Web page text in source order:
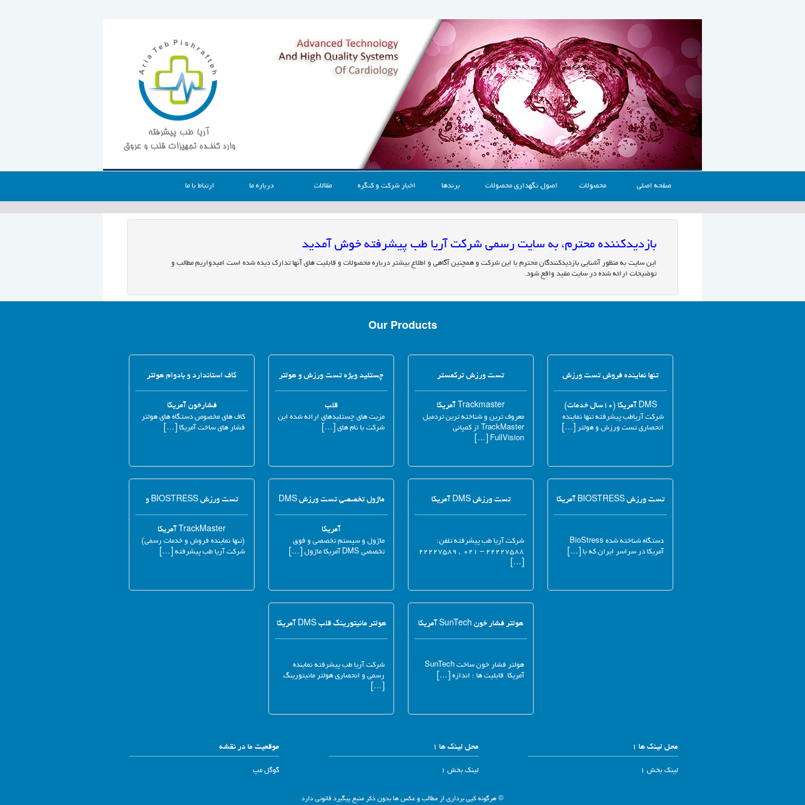
صفحه اصلی محصولات اصول نگهداری محصولات برندها اخبار شرکت و کنگره مقالات درباره ما ارتباط با ما
بازدیدکننده محترم، به سایت رسمی شرکت آریا طب پیشرفته خوش آمدید
این سایت به منظور آشنایی بازدیدکنندگان محترم با این شرکت و همچنین آگاهی و اطلاع بیشتر درباره محصولات و قابلیت های آنها تدارک دیده شده است امیدواریم مطالب و
توضیحات ارائه شده در سایت مفید واقع شود.
Our Products
تنها نماینده فروش تست ورزش
DMS آمریکا (۱۰سال خدمات)
شرکت آریاطب پیشرفته تنها نماینده
انحصاری تست ورزش و هولتر […]
تست ورزش ترکمستر
Trackmaster آمریکا
معروف ترین و شناخته ترین تردمیل
TrackMaster از کمپانی
FullVision […]
چستلید ویژه تست ورزش و هولتر
قلب
مزیت های چستلیدهای ارائه شده این
شرکت با نام های […]
کاف استاندارد و بادوام هولتر
فشارخون آمریکا
کاف های مخصوص دستگاه های هولتر
فشار های ساخت آمریکا […]
تست ورزش BIOSTRESS آمریکا
دستگاه شناخته شده BioStress
آمریکا در سراسر ایران که با […]
تست ورزش DMS آمریکا
شرکت آریا طب پیشرفته تلفن:
۲۲۲۲۷۵۸۸ – ۰۲۱ , ۲۲۲۲۷۵۸۹
[…]
ماژول تخصصی تست ورزش DMS
آمریکا
ماژول و سیستم تخصصی و فوق
تخصصی DMS آمریکا ماژول […]
تست ورزش BIOSTRESS و
TrackMaster آمریکا
(تنها نماینده فروش و خدمات رسمی)
شرکت آریا طب پیشرفته […]
هولتر فشار خون SunTech آمریکا
هولتر فشار خون ساخت SunTech
آمریکا قابلیت ها : اندازه […]
هولتر مانیتورینگ قلب DMS آمریکا
شرکت آریا طب پیشرفته نماینده
رسمی و انحصاری هولتر مانیتورینگ
[…]
محل لینک ها 1
لینک بخش 1
محل لینک ها 1
لینک بخش 1
موقعیت ما در نقشه
گوگل مپ
© هرگونه کپی برداری از مطالب و عکس ها بدون ذکر منبع پیگیرد قانونی دارد